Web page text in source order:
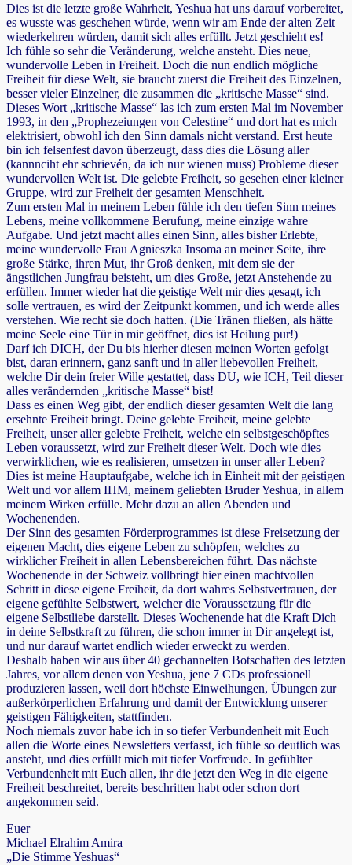
Dies ist die letzte große Wahrheit, Yeshua hat uns darauf vorbereitet,
es wusste was geschehen würde, wenn wir am Ende der alten Zeit
wiederkehren würden, damit sich alles erfüllt. Jetzt geschieht es!
Ich fühle so sehr die Veränderung, welche ansteht. Dies neue,
wundervolle Leben in Freiheit. Doch die nun endlich mögliche
Freiheit für diese Welt, sie braucht zuerst die Freiheit des Einzelnen,
besser vieler Einzelner, die zusammen die „kritische Masse“ sind.
Dieses Wort „kritische Masse“ las ich zum ersten Mal im November
1993, in den „Prophezeiungen von Celestine“ und dort hat es mich
elektrisiert, obwohl ich den Sinn damals nicht verstand. Erst heute
bin ich felsenfest davon überzeugt, dass dies die Lösung aller
(kannnciht ehr schrievén, da ich nur wienen muss) Probleme dieser
wundervollen Welt ist. Die gelebte Freiheit, so gesehen einer kleiner
Gruppe, wird zur Freiheit der gesamten Menschheit.
Zum ersten Mal in meinem Leben fühle ich den tiefen Sinn meines
Lebens, meine vollkommene Berufung, meine einzige wahre
Aufgabe. Und jetzt macht alles einen Sinn, alles bisher Erlebte,
meine wundervolle Frau Agnieszka Insoma an meiner Seite, ihre
große Stärke, ihren Mut, ihr Groß denken, mit dem sie der
ängstlichen Jungfrau beisteht, um dies Große, jetzt Anstehende zu
erfüllen. Immer wieder hat die geistige Welt mir dies gesagt, ich
solle vertrauen, es wird der Zeitpunkt kommen, und ich werde alles
verstehen. Wie recht sie doch hatten. (Die Tränen fließen, als hätte
meine Seele eine Tür in mir geöffnet, dies ist Heilung pur!)
Darf ich DICH, der Du bis hierher diesen meinen Worten gefolgt
bist, daran erinnern, ganz sanft und in aller liebevollen Freiheit,
welche Dir dein freier Wille gestattet, dass DU, wie ICH, Teil dieser
alles verändernden „kritische Masse“ bist!
Dass es einen Weg gibt, der endlich dieser gesamten Welt die lang
ersehnte Freiheit bringt. Deine gelebte Freiheit, meine gelebte
Freiheit, unser aller gelebte Freiheit, welche ein selbstgeschöpftes
Leben voraussetzt, wird zur Freiheit dieser Welt. Doch wie dies
verwirklichen, wie es realisieren, umsetzen in unser aller Leben?
Dies ist meine Hauptaufgabe, welche ich in Einheit mit der geistigen
Welt und vor allem IHM, meinem geliebten Bruder Yeshua, in allem
meinem Wirken erfülle. Mehr dazu an allen Abenden und
Wochenenden.
Der Sinn des gesamten Förderprogrammes ist diese Freisetzung der
eigenen Macht, dies eigene Leben zu schöpfen, welches zu
wirklicher Freiheit in allen Lebensbereichen führt. Das nächste
Wochenende in der Schweiz vollbringt hier einen machtvollen
Schritt in diese eigene Freiheit, da dort wahres Selbstvertrauen, der
eigene gefühlte Selbstwert, welcher die Voraussetzung für die
eigene Selbstliebe darstellt. Dieses Wochenende hat die Kraft Dich
in deine Selbstkraft zu führen, die schon immer in Dir angelegt ist,
und nur darauf wartet endlich wieder erweckt zu werden.
Deshalb haben wir aus über 40 gechannelten Botschaften des letzten
Jahres, vor allem denen von Yeshua, jene 7 CDs professionell
produzieren lassen, weil dort höchste Einweihungen, Übungen zur
außerkörperlichen Erfahrung und damit der Entwicklung unserer
geistigen Fähigkeiten, stattfinden.
Noch niemals zuvor habe ich in so tiefer Verbundenheit mit Euch
allen die Worte eines Newsletters verfasst, ich fühle so deutlich was
ansteht, und dies erfüllt mich mit tiefer Vorfreude. In gefühlter
Verbundenheit mit Euch allen, ihr die jetzt den Weg in die eigene
Freiheit beschreitet, bereits beschritten habt oder schon dort
angekommen seid.
Euer
Michael Elrahim Amira
„Die Stimme Yeshuas“